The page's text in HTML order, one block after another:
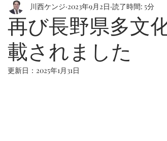
ケアラー制度
再び長野県多文
載されました
川西ケンジ 2023年9月2日 読了時間: 5分
更新日： 2025年1月31日